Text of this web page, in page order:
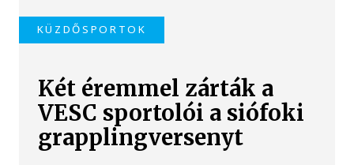
KÜZDŐSPORTOK
Két éremmel zárták a
VESC sportolói a siófoki
grapplingversenyt